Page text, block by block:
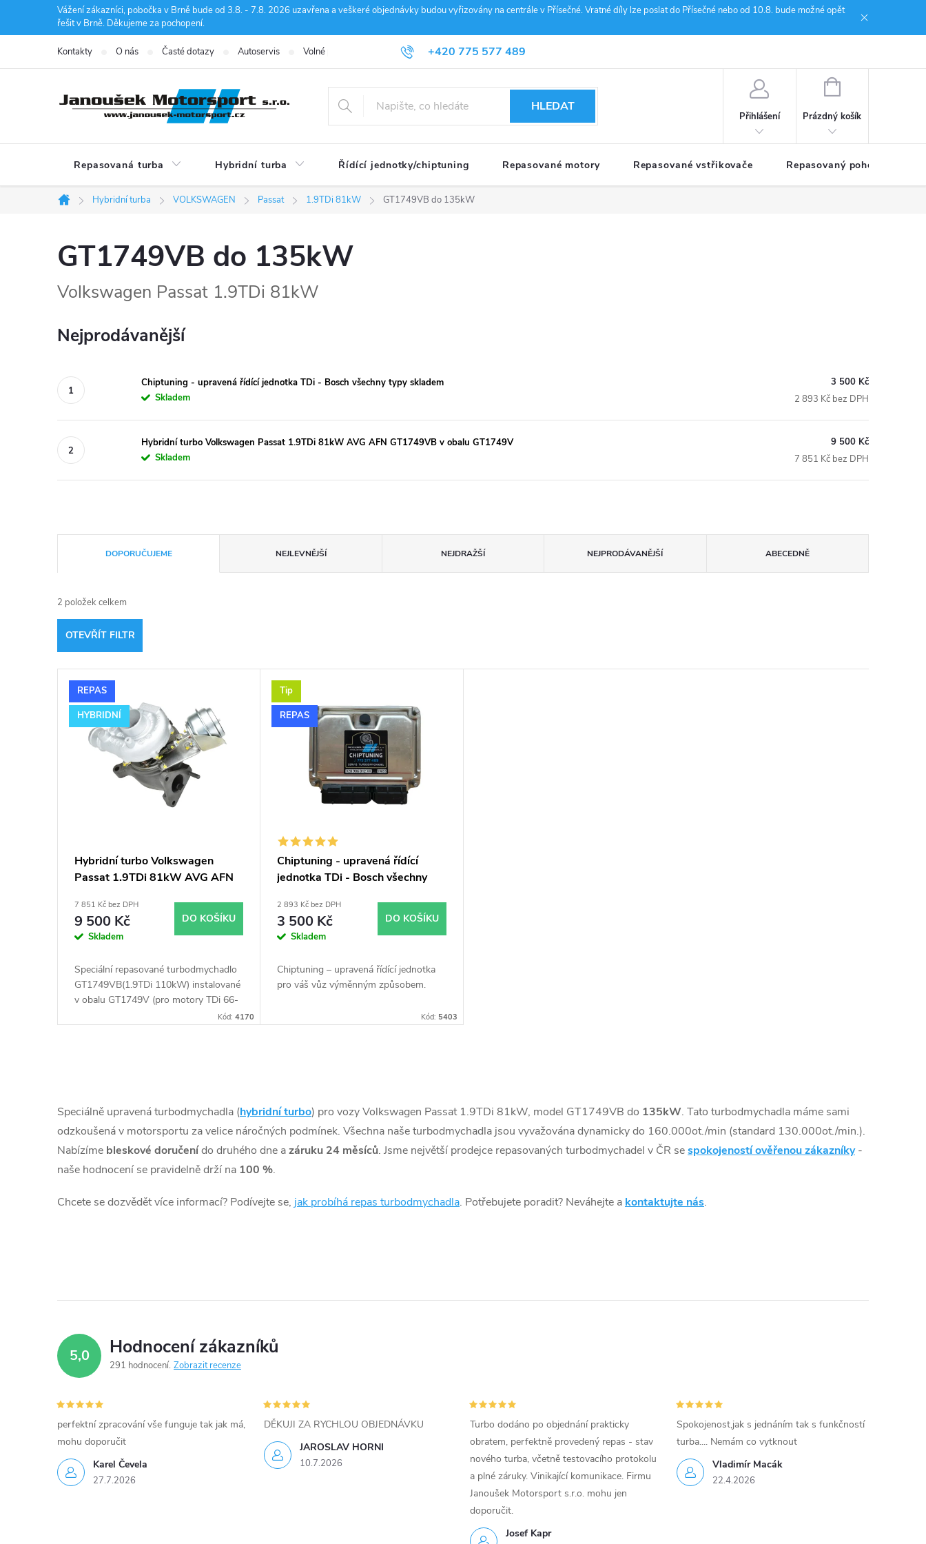
Vážení zákazníci, pobočka v Brně bude od 3.8. - 7.8. 2026 uzavřena a veškeré objednávky budou vyřizovány na centrále v Přísečné. Vratné díly lze poslat do Přísečné nebo od 10.8. bude možné opět
řešit v Brně. Děkujeme za pochopení.
+420 775 577 489
info@janousek-motorsport.cz
Kontakty O nás Časté dotazy Autoservis Volné pozice Obchodní podmínky Reklamace
HLEDAT
Přihlášení
NÁKUPNÍ
Prázdný košík
Repasovaná turba Hybridní turba Řídící jednotky/chiptuning Repasované motory Repasované vstřikovače Repasovaný pohon TDM
Domů
Hybridní turba VOLKSWAGEN Passat 1.9TDi 81kW GT1749VB do 135kW
GT1749VB do 135kW
Volkswagen Passat 1.9TDi 81kW
Nejprodávanější
Chiptuning - upravená řídící jednotka TDi - Bosch všechny typy skladem
Skladem
3 500 Kč
2 893 Kč bez DPH
Hybridní turbo Volkswagen Passat 1.9TDi 81kW AVG AFN GT1749VB v obalu GT1749V
Skladem
9 500 Kč
7 851 Kč bez DPH
a
z
e
n
DOPORUČUJEME NEJLEVNĚJŠÍ NEJDRAŽŠÍ NEJPRODÁVANĚJŠÍ ABECEDNĚ
2 položek celkem
OTEVŘÍT FILTR
V
ý
k
ů
REPAS
HYBRIDNÍ
Hybridní turbo Volkswagen
Passat 1.9TDi 81kW AVG AFN
7 851 Kč bez DPH
9 500 Kč
Skladem
DO KOŠÍKU
Speciální repasované turbodmychadlo
GT1749VB(1.9TDi 110kW) instalované
v obalu GT1749V (pro motory TDi 66-
Kód:4170
Tip
REPAS
Chiptuning - upravená řídící
jednotka TDi - Bosch všechny
2 893 Kč bez DPH
3 500 Kč
Skladem
DO KOŠÍKU
Chiptuning – upravená řídící jednotka
pro váš vůz výměnným způsobem.
Kód: 5403
v
l
á
a
p
v
k
y
v
ý
p
Speciálně upravená turbodmychadla (hybridní turbo) pro vozy Volkswagen Passat 1.9TDi 81kW, model GT1749VB do 135kW. Tato turbodmychadla máme sami
odzkoušená v motorsportu za velice náročných podmínek. Všechna naše turbodmychadla jsou vyvažována dynamicky do 160.000ot./min (standard 130.000ot./min.).
Nabízíme bleskové doručenído druhého dne azáruku 24 měsíců. Jsme největší prodejce repasovaných turbodmychadel v ČR sespokojeností ověřenou zákazníky-
naše hodnocení se pravidelně drží na 100 %.
Chcete se dozvědět více informací? Podívejte se, jak probíhá repas turbodmychadla. Potřebujete poradit? Neváhejte a kontaktujte nás.
5,0 Hodnocení zákazníků
291 hodnocení Zobrazit recenze
Karel Čevela
27.7.2026
perfektní zpracování vše funguje tak jak má,
mohu doporučit
JAROSLAV HORNI
10.7.2026
DĚKUJI ZA RYCHLOU OBJEDNÁVKU
Josef Kapr
Turbo dodáno po objednání prakticky
obratem, perfektně provedený repas - stav
nového turba, včetně testovacího protokolu
a plné záruky. Vinikající komunikace. Firmu
Janoušek Motorsport s.r.o. mohu jen
doporučit.
Vladimír Macák
22.4.2026
Spokojenost,jak s jednáním tak s funkčností
turba.... Nemám co vytknout